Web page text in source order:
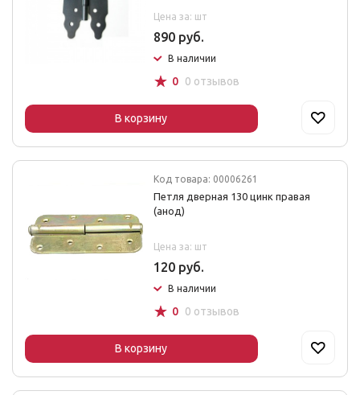
Цена за: шт
890 руб.
В наличии
☆ 0 0 отзывов
В корзину
Код товара: 00006261
Петля дверная 130 цинк правая
(анод)
Цена за: шт
120 руб.
В наличии
☆ 0 0 отзывов
В корзину